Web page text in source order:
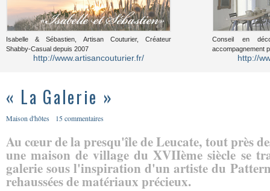
Isabelle & Sébastien, Artisan Couturier, Créateur
Shabby-Casual depuis 2007
http://www.artisancouturier.fr/
Conseil en
accompagnement
http://
« La Galerie »
Maison d'hôtes 15 commentaires
Au cœur de la presqu'île de Leucate, tout près
une maison de village du XVIIème siècle se
galerie sous l'inspiration d'un artiste du
rehaussées de matériaux précieux.